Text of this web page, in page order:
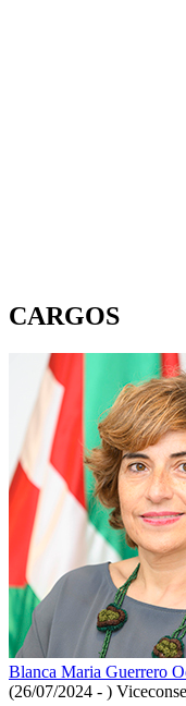
CARGOS
Blanca Maria Guerrero
(26/07/2024 - )